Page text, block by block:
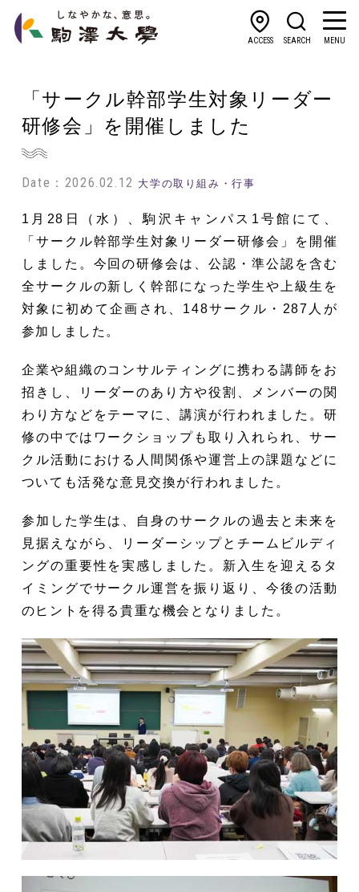
ACCESS SEARCH MENU
「サークル幹部学生対象リーダー
研修会」を開催しました
Date：2026.02.12 大学の取り組み・行事
1月28日（水）、駒沢キャンパス1号館にて、
「サークル幹部学生対象リーダー研修会」を開催
しました。今回の研修会は、公認・準公認を含む
全サークルの新しく幹部になった学生や上級生を
対象に初めて企画され、148サークル・287人が
参加しました。
企業や組織のコンサルティングに携わる講師をお
招きし、リーダーのあり方や役割、メンバーの関
わり方などをテーマに、講演が行われました。研
修の中ではワークショップも取り入れられ、サー
クル活動における人間関係や運営上の課題などに
ついても活発な意見交換が行われました。
参加した学生は、自身のサークルの過去と未来を
見据えながら、リーダーシップとチームビルディ
ングの重要性を実感しました。新入生を迎えるタ
イミングでサークル運営を振り返り、今後の活動
のヒントを得る貴重な機会となりました。